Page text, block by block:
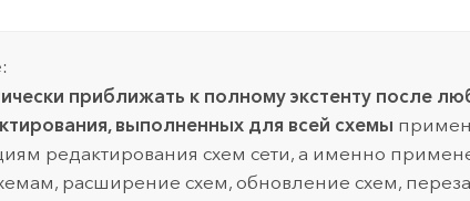
приближать к полному экстенту после
выполненных для всей схемы
редактирования схем сети, а именно
расширение схем, обновление схем,